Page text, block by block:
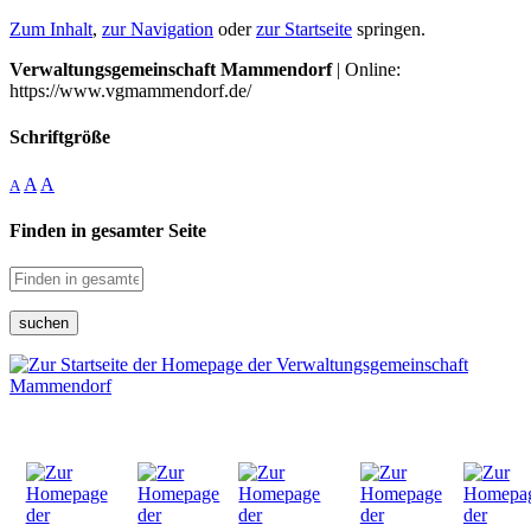
Zum Inhalt, zur Navigation oderzur Startseite springen.
Verwaltungsgemeinschaft Mammendorf| Online:
https://www.vgmammendorf.de/
Schriftgröße
A A A
Finden in gesamter Seite
suchen